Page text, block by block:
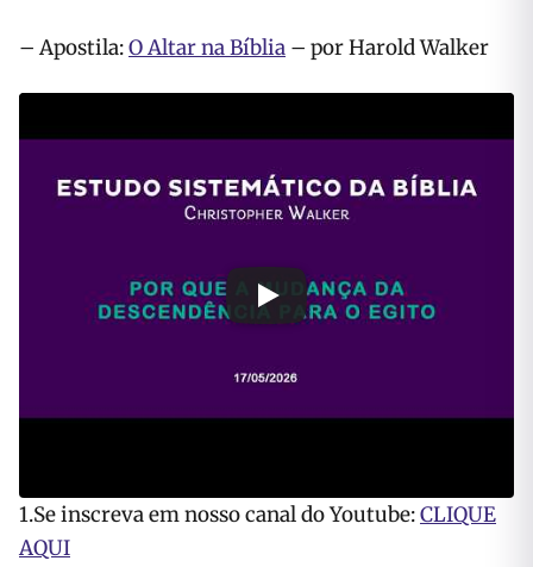
– Apostila:O Altar na Bíblia – por Harold Walker
1.Se inscreva em nosso canal do Youtube:CLIQUE
AQUI